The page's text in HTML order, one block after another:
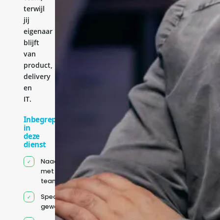
terwijl
jij
eigenaar
blijft
van
product,
delivery
en
IT.
Inbegrepen
in
deze
dienst
Naadloze integratie
met jouw bestaande
team
Specifiek voor jou
geworven profiel